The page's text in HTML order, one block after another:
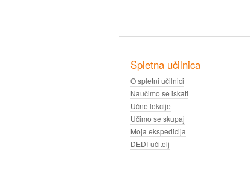
Spletna učilnica
O spletni učilnici
Naučimo se iskati
Učne lekcije
Učimo se skupaj
Moja ekspedicija
DEDI-učitelj